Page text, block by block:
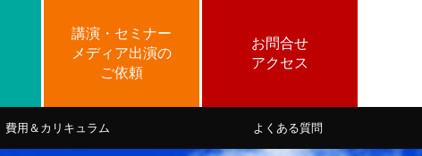
費用＆カリキュラム よくある質問